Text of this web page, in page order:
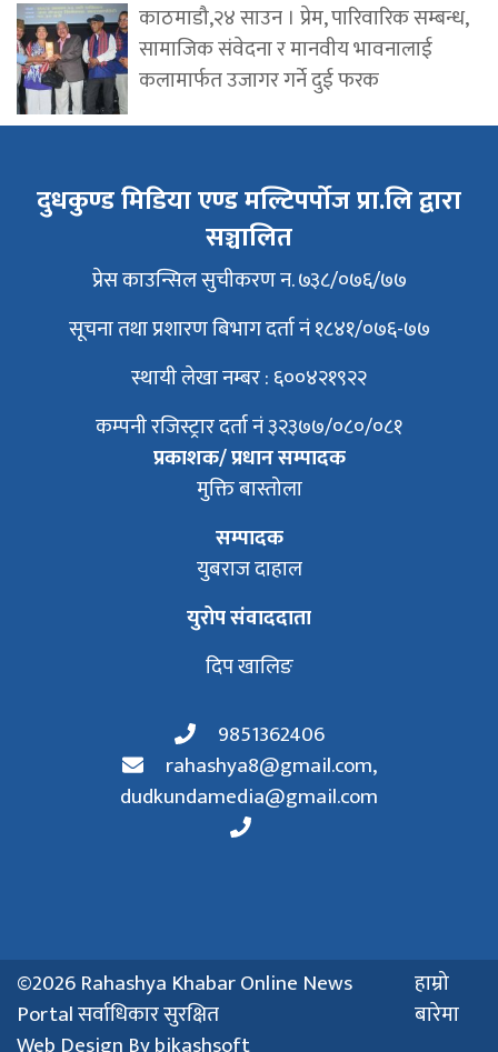
काठमाडौ,२४ साउन । प्रेम, पारिवारिक सम्बन्ध,
सामाजिक संवेदना र मानवीय भावनालाई
कलामार्फत उजागर गर्ने दुई फरक
दुधकुण्ड मिडिया एण्ड मल्टिपर्पोज प्रा.लि द्वारा
सञ्चालित
प्रेस काउन्सिल सुचीकरण न. ७३८/०७६/७७
सूचना तथा प्रशारण बिभाग दर्ता नं १८४१/०७६-७७
स्थायी लेखा नम्बर : ६००४२१९२२
कम्पनी रजिस्ट्रार दर्ता नं ३२३७७/०८०/०८१
प्रकाशक/ प्रधान सम्पादक
मुक्ति बास्तोला
सम्पादक
युबराज दाहाल
युरोप संवाददाता
दिप खालिङ
9851362406
rahashya8@gmail.com,
dudkundamedia@gmail.com
©2026 Rahashya Khabar Online News
Portal सर्वाधिकार सुरक्षित
हाम्रो
बारेमा